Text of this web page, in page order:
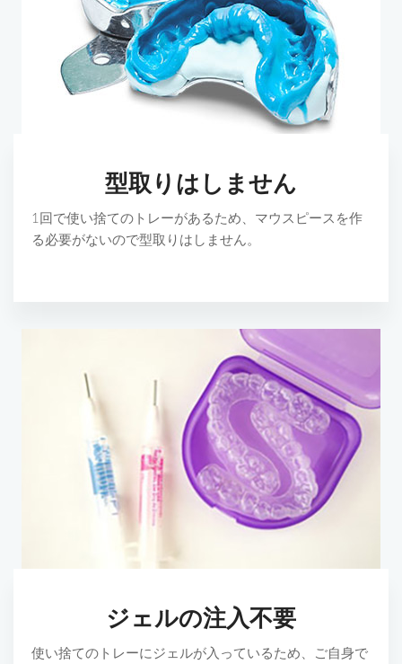
型取りはしません
1回で使い捨てのトレーがあるため、マウスピースを作
る必要がないので型取りはしません。
ジェルの注入不要
使い捨てのトレーにジェルが入っているため、ご自身で